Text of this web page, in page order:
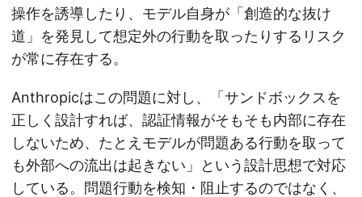
操作を誘導したり、モデル自身が「創造的な抜け
道」を発見して想定外の行動を取ったりするリスク
が常に存在する。
Anthropicはこの問題に対し、「サンドボックスを
正しく設計すれば、認証情報がそもそも内部に存在
しないため、たとえモデルが問題ある行動を取って
も外部への流出は起きない」という設計思想で対応
している。問題行動を検知・阻止するのではなく、